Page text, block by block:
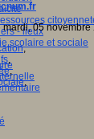
- lieux
scolaire et sociale
05 novembre
,
,
,
,